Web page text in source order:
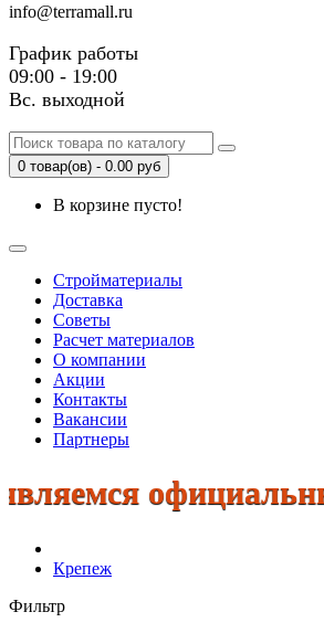
info@terramall.ru
График работы
09:00 - 19:00
Вс. выходной
0 товар(ов) - 0.00 руб
В корзине пусто!
Стройматериалы
Доставка
Советы
Расчет материалов
О компании
Акции
Контакты
Вакансии
Партнеры
Крепеж
Фильтр